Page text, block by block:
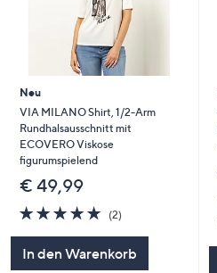
Neu
VIA MILANO Shirt, 1/2-Arm
Rundhalsausschnitt mit
ECOVERO Viskose
figurumspielend
€ 49,99
5.0
von
5
(2)
In den Warenkorb